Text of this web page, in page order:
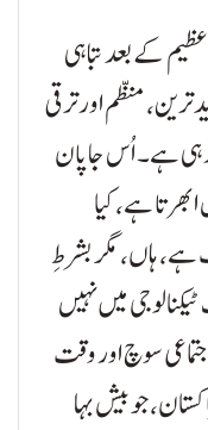
کے بعد تباہی
ترین، منظم اور ترقی
رہی ہے۔ اُس جاپان
ہے، کیا
ہے، ہاں، مگر بشرطِ
میں نہیں
سوچ اور وقت
جو بیش بہا